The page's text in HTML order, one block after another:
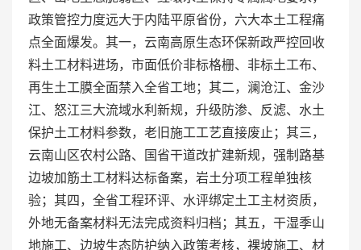
政策管控力度远大于内陆平原省份，六大本土工程痛
点全面爆发。其一，云南高原生态环保新政严控回收
料土工材料进场，市面低价非标格栅、非标土工布、
再生土工膜全面禁入全省工地；其二，澜沧江、金沙
江、怒江三大流域水利新规，升级防渗、反滤、水土
保护土工材料参数，老旧施工工艺直接废止；其三，
云南山区农村公路、国省干道改扩建新规，强制路基
边坡加筋土工材料达标备案，岩土分项工程单独核
验；其四，全省工程环评、水评绑定土工主材资质，
外地无备案材料无法完成资料归档；其五，干湿季山
地施工、边坡生态防护纳入政策考核，裸坡施工、材